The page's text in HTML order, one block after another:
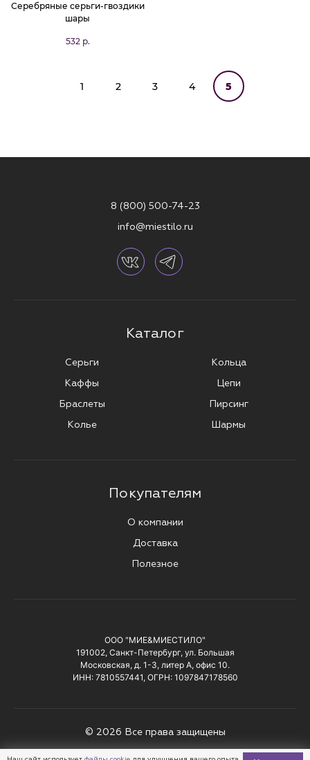
Серебряные серьги-гвоздики
шары
532 р.
1 2 3 4 5
8 (800) 500-74-23
info@miestilo.ru
Каталог
Серьги
Каффы
Браслеты
Колье
Кольца
Цепи
Пирсинг
Шармы
Покупателям
О компании
Доставка
Полезное
ООО "МИЕ&МИЕСТИЛО"
191002, Санкт-Петербург, ул. Большая
Московская, д. 1-3, литер А, офис 10.
ИНН: 7810557441, ОГРН: 1097847178560
© 2026 Все права защищены
Политика конфиденциальности